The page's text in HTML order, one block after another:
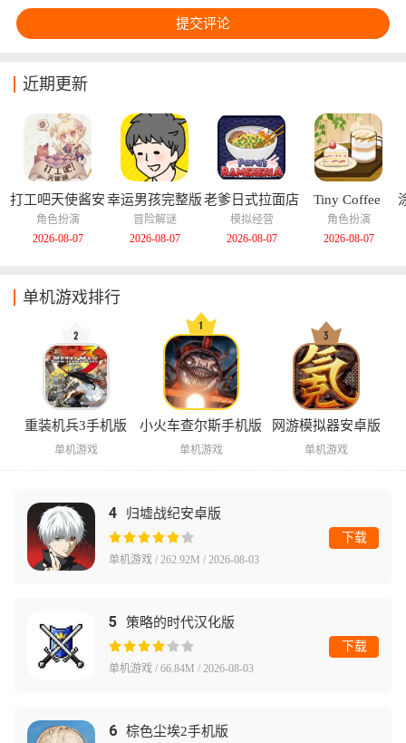
近期更新
打工吧天使酱安
卓版
角色扮演
2026-08-07
幸运男孩完整版
冒险解谜
2026-08-07
老爹日式拉面店
汉化版
模拟经营
2026-08-07
Tiny Coffee
Shop Story中文
版
角色扮演
2026-08-07
单机游戏排行
重装机兵3手机版
单机游戏
小火车查尔斯手机版
单机游戏
网游模拟器安卓版
单机游戏
4 归墟战纪安卓版
单机游戏 / 262.92M / 2026-08-03
下载
5 策略的时代汉化版
单机游戏 / 66.84M / 2026-08-03
下载
6 棕色尘埃2手机版